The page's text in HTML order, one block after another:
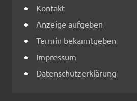
Kontakt
Anzeige aufgeben
Termin bekanntgeben
Impressum
Datenschutzerklärung